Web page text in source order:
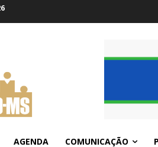
AGENDA COMUNICAÇÃO